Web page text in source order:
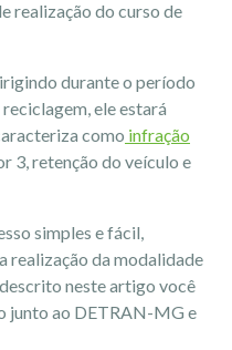
realização do curso de
durante o período
ele estará
como infração
3, retenção do veículo e
simples e fácil,
realização da modalidade
neste artigo você
junto ao DETRAN-MG e